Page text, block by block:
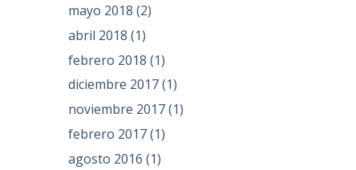
mayo 2018 (2)
abril 2018 (1)
febrero 2018 (1)
diciembre 2017(1)
noviembre 2017(1)
febrero 2017(1)
agosto 2016 (1)